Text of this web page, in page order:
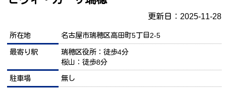
更新日：2025-11-28
所在地 名古屋市瑞穂区高田町5丁目2-5
最寄り駅
瑞穂区役所：徒歩4分
桜山：徒歩8分
駐車場
無し